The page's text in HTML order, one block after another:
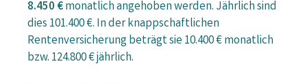
8.450 €monatlich angehoben werden. Jährlich sind
dies 101.400 €. In der knappschaftlichen
Rentenversicherung beträgt sie 10.400 € monatlich
bzw. 124.800 € jährlich.